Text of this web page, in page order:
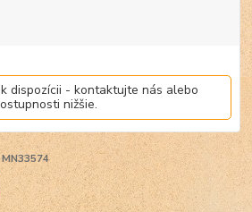
dispozícii - kontaktujte nás alebo
nižšie.
MN33574